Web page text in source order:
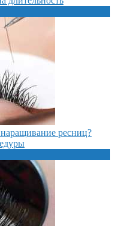
ресниц?